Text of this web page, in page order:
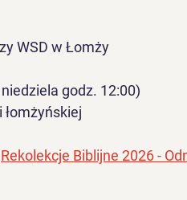
WSD w Łomży
godz. 12:00)
Rekolekcje Biblijne 2026 -